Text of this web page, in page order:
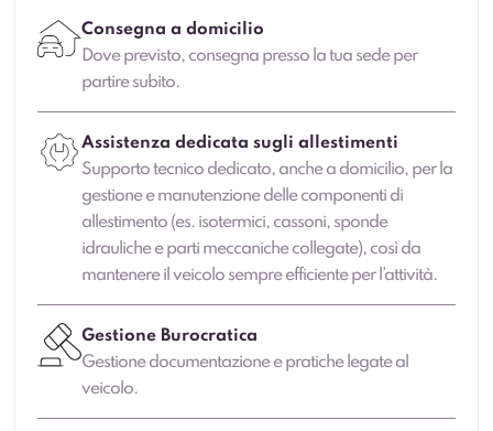
Consegna a domicilio
Dove previsto, consegna presso la tua sede per
partire subito.
Assistenza dedicata sugli allestimenti
Supporto tecnico dedicato, anche a domicilio, per la
gestione e manutenzione delle componenti di
allestimento (es. isotermici, cassoni, sponde
idrauliche e parti meccaniche collegate), così da
mantenere il veicolo sempre efficiente per l’attività.
Gestione Burocratica
Gestione documentazione e pratiche legate al
veicolo.